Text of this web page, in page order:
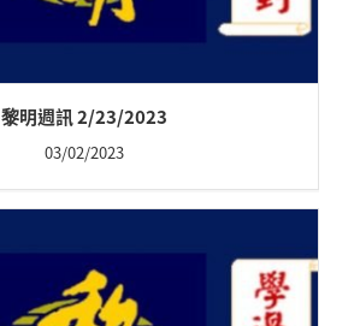
黎明週訊 2/23/2023
03/02/2023